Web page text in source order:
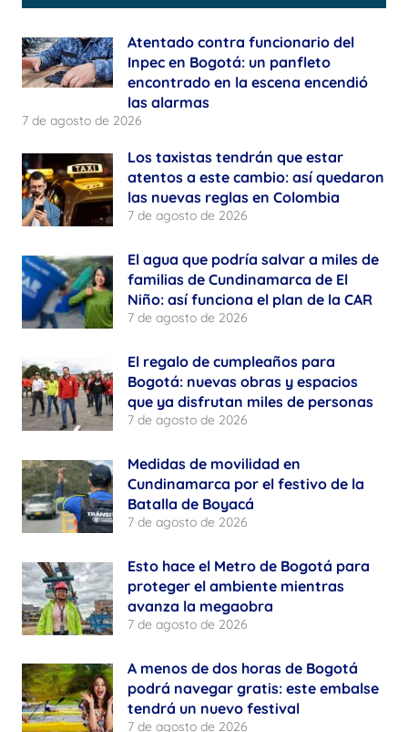
Atentado contra funcionario del
Inpec en Bogotá: un panfleto
encontrado en la escena encendió
las alarmas
7 de agosto de 2026
Los taxistas tendrán que estar
atentos a este cambio: así quedaron
las nuevas reglas en Colombia
7 de agosto de 2026
El agua que podría salvar a miles de
familias de Cundinamarca de El
Niño: así funciona el plan de la CAR
7 de agosto de 2026
El regalo de cumpleaños para
Bogotá: nuevas obras y espacios
que ya disfrutan miles de personas
7 de agosto de 2026
Medidas de movilidad en
Cundinamarca por el festivo de la
Batalla de Boyacá
7 de agosto de 2026
Esto hace el Metro de Bogotá para
proteger el ambiente mientras
avanza la megaobra
7 de agosto de 2026
A menos de dos horas de Bogotá
podrá navegar gratis: este embalse
tendrá un nuevo festival
7 de agosto de 2026